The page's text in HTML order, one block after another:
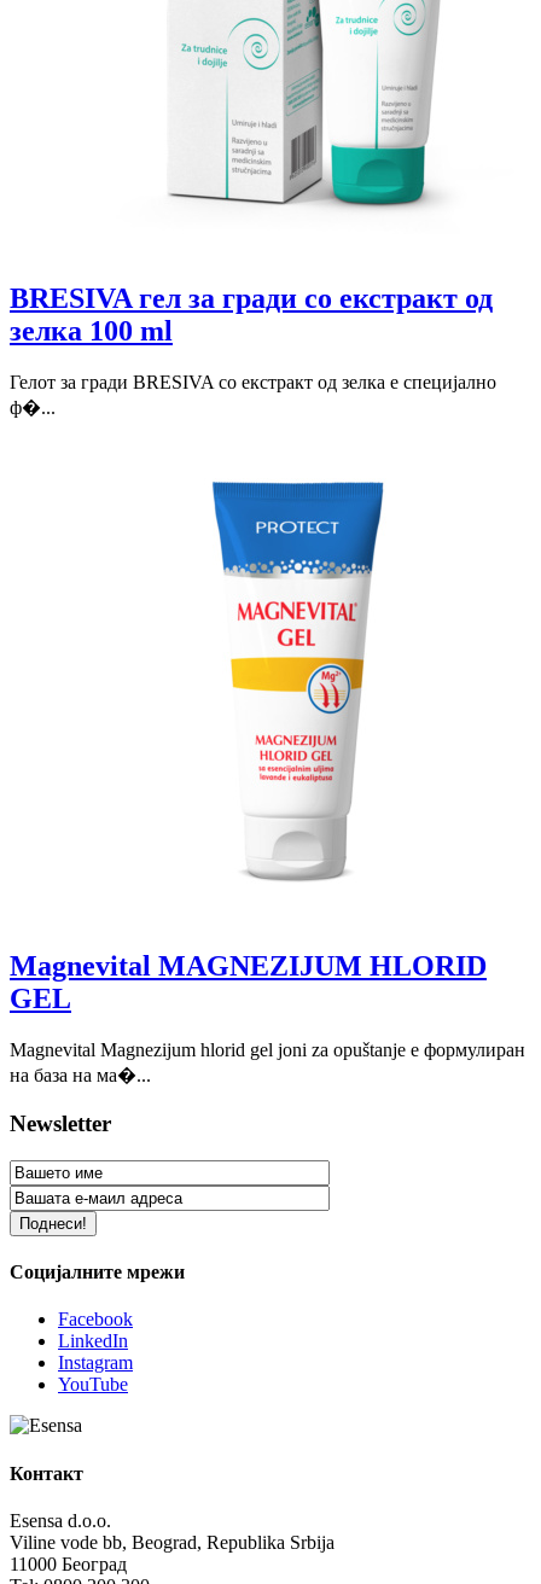
BRESIVA гел за гради со екстракт од
зелка 100 ml
Гелот за гради BRESIVA со екстракт од зелка е специјално
ф�...
Magnevital MAGNEZIJUM HLORID
GEL
Magnevital Magnezijum hlorid gel joni za opuštanje е формулиран
на база на ма�...
Newsletter
Социјалните мрежи
Facebook
LinkedIn
Instagram
YouTube
Контакт
Esensa d.o.o.
Viline vode bb, Beograd, Republika Srbija
11000 Београд